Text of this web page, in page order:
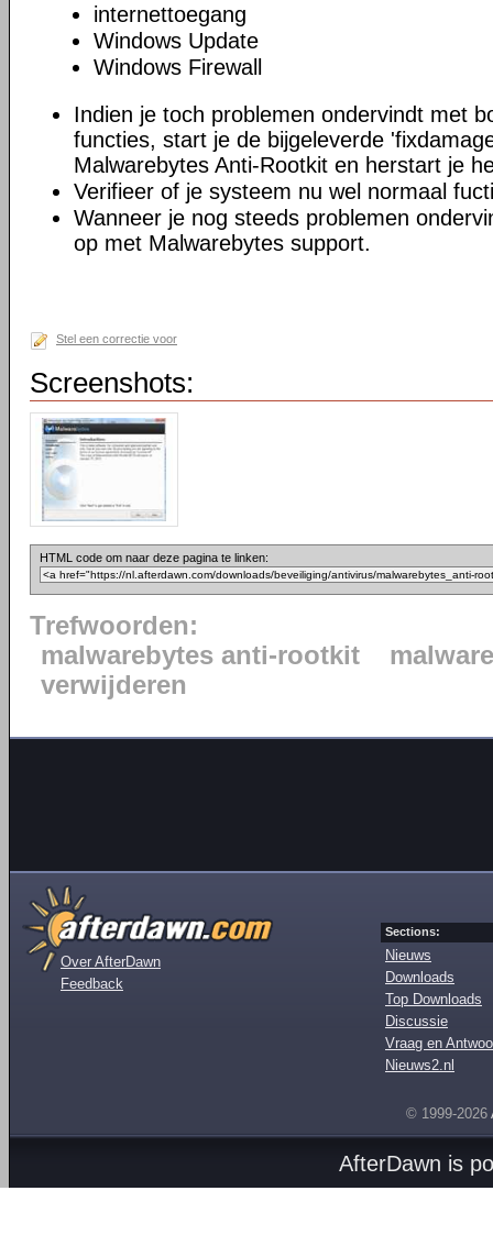
internettoegang
Windows Update
Windows Firewall
Indien je toch problemen ondervindt met
functies, start je de bijgeleverde
Malwarebytes Anti-Rootkit en herstart je
Verifieer of je systeem nu wel normaal
Wanneer je nog steeds problemen
op met Malwarebytes support.
Stel een correctie voor
Screenshots:
HTML code om naar deze pagina te linken:
Trefwoorden:
malwarebytes anti-rootkit
malware
verwijderen
Over AfterDawn
Feedback
Sections:
Nieuws
Downloads
Top Downloads
Discussie
Vraag en
Nieuws2.nl
© 1999-2026
AfterDawn is